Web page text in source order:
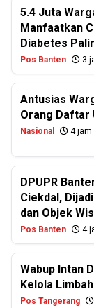
5.4 Juta
Manfaatkan
Diabetes
Pos Banten 3
Antusias
Orang Daftar
Nasional 4 jam
DPUPR
Ciekdal,
dan Objek
Pos Banten 4
Wabup Intan
Kelola
Pos Tangerang